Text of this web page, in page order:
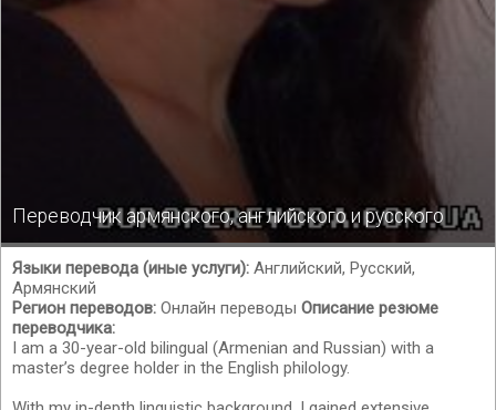
Переводчик армянского, английского и русского
Языки перевода (иные услуги): Английский, Русский,
Армянский
Регион переводов: Онлайн переводы Описание резюме
переводчика:
I am a 30-year-old bilingual (Armenian and Russian) with a
master’s degree holder in the English philology.